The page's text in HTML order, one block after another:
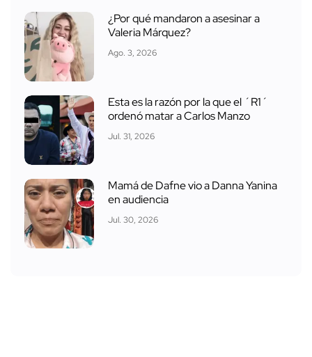
¿Por qué mandaron a asesinar a
Valeria Márquez?
Ago. 3, 2026
Esta es la razón por la que el ´R1´
ordenó matar a Carlos Manzo
Jul. 31, 2026
Mamá de Dafne vio a Danna Yanina
en audiencia
Jul. 30, 2026